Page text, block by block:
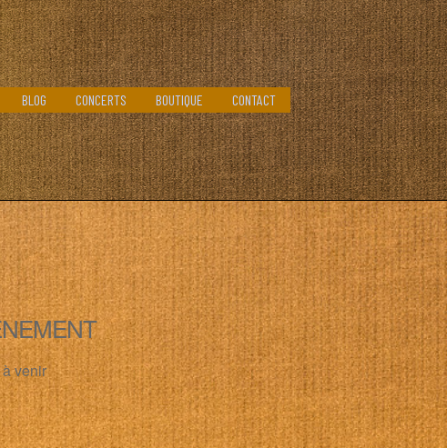
BLOG CONCERTS BOUTIQUE CONTACT
venir